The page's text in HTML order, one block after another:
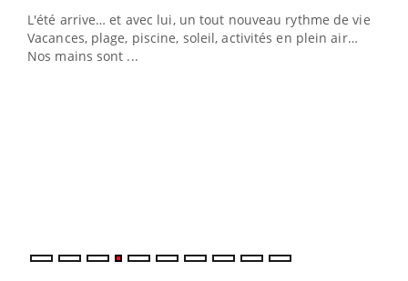
L'été arrive… et avec lui, un tout nouveau rythme de vie !
Vacances, plage, piscine, soleil, activités en plein air…
Nos mains sont ...